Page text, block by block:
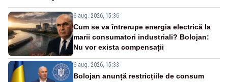
6 aug. 2026, 15:36
Cum se va întrerupe energia electrică la
marii consumatori industriali? Bolojan:
Nu vor exista compensații
6 aug. 2026, 15:33
Bolojan anunță restricțiile de consum